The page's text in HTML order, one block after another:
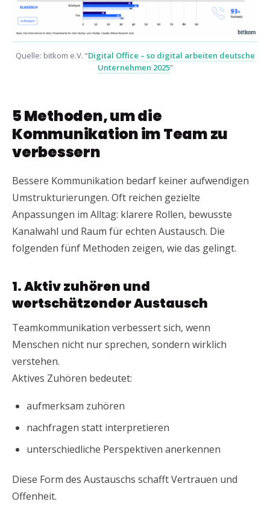
Quelle: bitkom e.V. “Digital Office – so digital arbeiten deutsche
Unternehmen 2025”
5 Methoden, um die
Kommunikation im Team zu
verbessern
Bessere Kommunikation bedarf keiner aufwendigen
Umstrukturierungen. Oft reichen gezielte
Anpassungen im Alltag: klarere Rollen, bewusste
Kanalwahl und Raum für echten Austausch. Die
folgenden fünf Methoden zeigen, wie das gelingt.
1. Aktiv zuhören und
wertschätzender Austausch
Teamkommunikation verbessert sich, wenn
Menschen nicht nur sprechen, sondern wirklich
verstehen.
Aktives Zuhören bedeutet:
aufmerksam zuhören
nachfragen statt interpretieren
unterschiedliche Perspektiven anerkennen
Diese Form des Austauschs schafft Vertrauen und
Offenheit.